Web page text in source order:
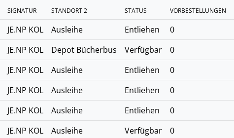
SIGNATUR STANDORT 2 STATUS VORBESTELLUNGEN
JE.NP KOL Ausleihe Entliehen 0
JE.NP KOL Depot Bücherbus Verfügbar 0
JE.NP KOL Ausleihe Entliehen 0
JE.NP KOL Ausleihe Entliehen 0
JE.NP KOL Ausleihe Entliehen 0
JE.NP KOL Ausleihe Verfügbar 0